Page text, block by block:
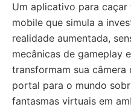
Um aplicativo para
mobile que simula a
realidade aumentada,
mecânicas de gameplay
transformam sua câmera
portal para o mundo
fantasmas virtuais em